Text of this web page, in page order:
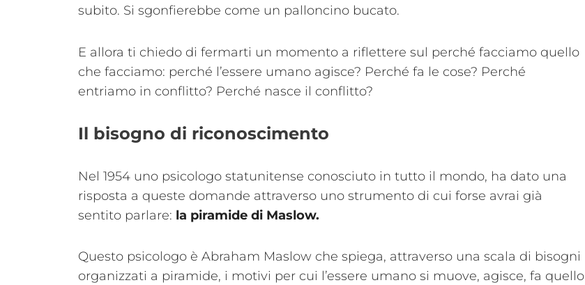
subito. Si sgonfierebbe come un palloncino bucato.
E allora ti chiedo di fermarti un momento a riflettere sul perché facciamo quello
che facciamo: perché l’essere umano agisce? Perché fa le cose? Perché
entriamo in conflitto? Perché nasce il conflitto?
Il bisogno di riconoscimento
Nel 1954 uno psicologo statunitense conosciuto in tutto il mondo, ha dato una
risposta a queste domande attraverso uno strumento di cui forse avrai già
sentito parlare: la piramide di Maslow.
Questo psicologo è Abraham Maslow che spiega, attraverso una scala di bisogni
organizzati a piramide, i motivi per cui l’essere umano si muove, agisce, fa quello